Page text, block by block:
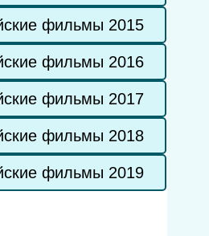
фильмы 2015
фильмы 2016
фильмы 2017
фильмы 2018
фильмы 2019